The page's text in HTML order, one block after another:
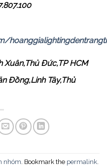
Xuân,Thủ Đức,TP HCM
Đồng,Linh Tây,Thủ
nhóm . Bookmark the permalink.